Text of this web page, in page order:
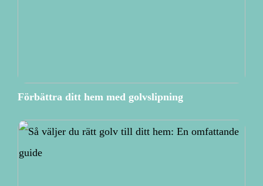
Förbättra ditt hem med golvslipning